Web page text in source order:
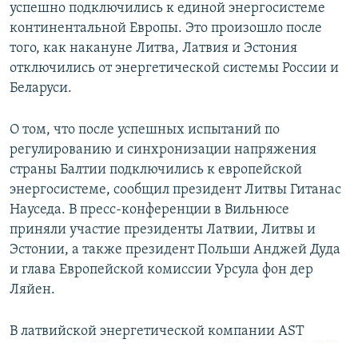
успешно подключились к единой энергосистеме
континентальной Европы. Это произошло после
того, как накануне Литва, Латвия и Эстония
отключились от энергетической системы России и
Беларуси.
О том, что после успешных испытаний по
регулированию и синхронизации напряжения
страны Балтии подключились к европейской
энергосистеме, сообщил президент Литвы Гитанас
Науседа. В пресс-конференции в Вильнюсе
приняли участие президенты Латвии, Литвы и
Эстонии, а также президент Польши Анджей Дуда
и глава Европейской комиссии Урсула фон дер
Ляйен.
В латвийской энергетической компании AST